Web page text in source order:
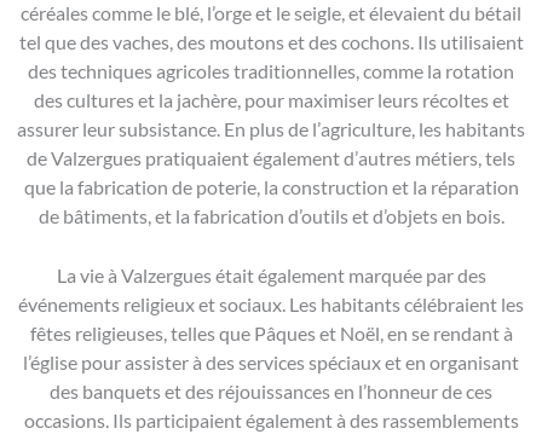
céréales comme le blé, l’orge et le seigle, et élevaient du bétail
tel que des vaches, des moutons et des cochons. Ils utilisaient
des techniques agricoles traditionnelles, comme la rotation
des cultures et la jachère, pour maximiser leurs récoltes et
assurer leur subsistance. En plus de l’agriculture, les habitants
de Valzergues pratiquaient également d’autres métiers, tels
que la fabrication de poterie, la construction et la réparation
de bâtiments, et la fabrication d’outils et d’objets en bois.
La vie à Valzergues était également marquée par des
événements religieux et sociaux. Les habitants célébraient les
fêtes religieuses, telles que Pâques et Noël, en se rendant à
l’église pour assister à des services spéciaux et en organisant
des banquets et des réjouissances en l’honneur de ces
occasions. Ils participaient également à des rassemblements